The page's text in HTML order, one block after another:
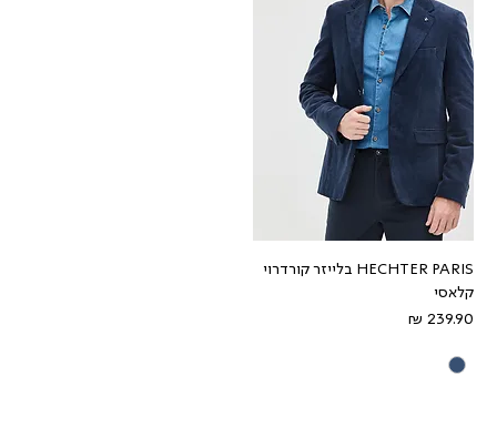
HECHTER PARIS בלייזר קורדרוי
קלאסי
מחיר